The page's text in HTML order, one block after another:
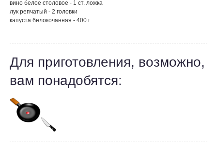
вино белое столовое - 1 ст. ложка
лук репчатый - 2 головки
капуста белокочанная - 400 г
Для приготовления, возможно,
вам понадобятся: